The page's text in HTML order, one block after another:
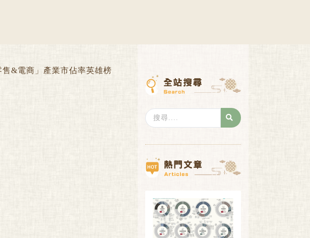
售&電商」產業市佔率英雄榜
Search
...